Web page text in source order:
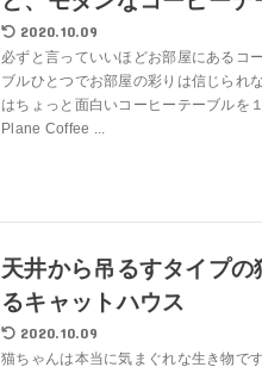
2020.10.09
必ずと言っていいほどお部屋にあるコ
ブルひとつでお部屋の彩りは信じられ
はちょっと面白いコーヒーテーブルを
Plane Coffee ...
天井から吊るすタイプ
るキャットハウス
2020.10.09
猫ちゃんは本当に気まぐれな生き物で